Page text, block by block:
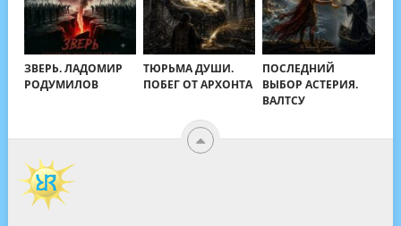
ЗВЕРЬ. ЛАДОМИР
РОДУМИЛОВ
ТЮРЬМА ДУШИ.
ПОБЕГ ОТ АРХОНТА
ПОСЛЕДНИЙ
ВЫБОР АСТЕРИЯ.
ВАЛТСУ